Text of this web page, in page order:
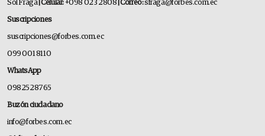
Sol Fraga| Celular:+098 023 2808 | Correo:sfraga@forbes.com.ec
Suscripciones
suscripciones@forbes.com.ec
099 001 8110
WhatsApp
0982528765
Buzón ciudadano
info@forbes.com.ec